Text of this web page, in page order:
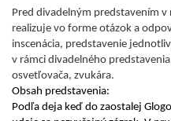
Pred divadelným predstavením
realizuje vo forme otázok a
inscenácia, predstavenie
v rámci divadelného
osvetľovača, zvukára.
Obsah predstavenia:
Podľa deja keď do zaostalej